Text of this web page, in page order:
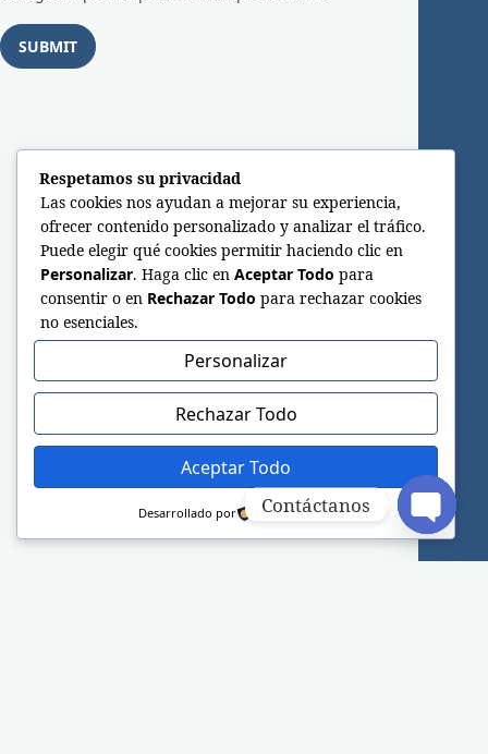
Respetamos su privacidad
Las cookies nos ayudan a mejorar su experiencia,
ofrecer contenido personalizado y analizar el tráfico.
Puede elegir qué cookies permitir haciendo clic en
Personalizar. Haga clic en Aceptar Todo para
consentir o en Rechazar Todo para rechazar cookies
no esenciales.
Personalizar
Rechazar Todo
Aceptar Todo
Desarrollado por Contáctanos
Open